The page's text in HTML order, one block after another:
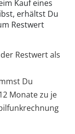
Kauf eines
erhältst Du
Restwert
Restwert als
Du
Monate zu je